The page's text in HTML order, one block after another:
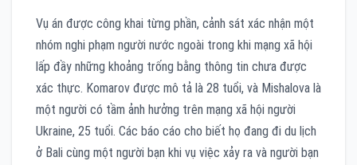
Vụ án được công khai từng phần, cảnh sát xác nhận một
nhóm nghi phạm người nước ngoài trong khi mạng xã hội
lấp đầy những khoảng trống bằng thông tin chưa được
xác thực. Komarov được mô tả là 28 tuổi, và Mishalova là
một người có tầm ảnh hưởng trên mạng xã hội người
Ukraine, 25 tuổi. Các báo cáo cho biết họ đang đi du lịch
ở Bali cùng một người bạn khi vụ việc xảy ra và người bạn